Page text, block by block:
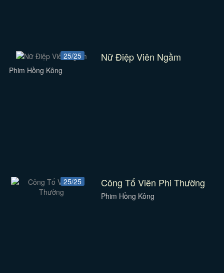
25/25 Nữ Điệp Viên Ngầm
Phim Hồng Kông
25/25 Công Tố Viên Phi Thường
Phim Hồng Kông